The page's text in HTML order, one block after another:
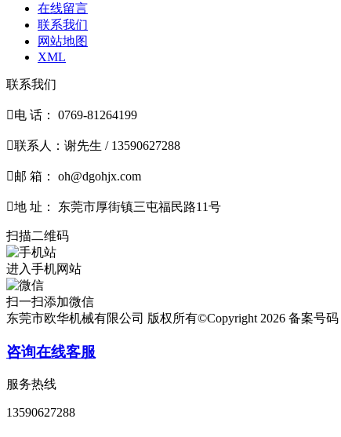
在线留言
联系我们
网站地图
XML
联系我们
电 话： 0769-81264199
联系人：谢先生 / 13590627288
邮 箱： oh@dgohjx.com
地 址： 东莞市厚街镇三屯福民路11号
扫描二维码
进入手机网站
扫一扫添加微信
东莞市欧华机械有限公司 版权所有©Copyright 2026 备案号码
咨询在线客服
服务热线
13590627288